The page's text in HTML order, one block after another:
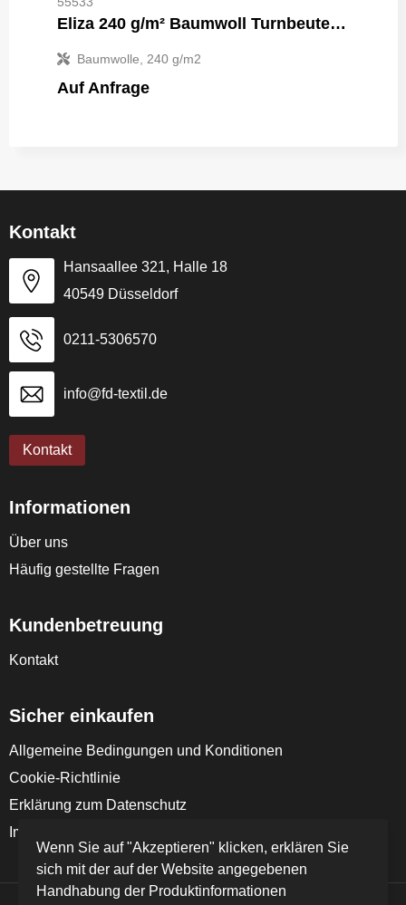
Eliza 240 g/m² Baumwoll Turnbeutel 6L
Baumwolle, 240 g/m2
Auf Anfrage
Kontakt
Hansaallee 321, Halle 18
40549 Düsseldorf
0211-5306570
info@fd-textil.de
Kontakt
Informationen
Über uns
Häufig gestellte Fragen
Kundenbetreuung
Kontakt
Sicher einkaufen
Allgemeine Bedingungen und Konditionen
Cookie-Richtlinie
Erklärung zum Datenschutz
Impressum
Wenn Sie auf "Akzeptieren" klicken, erklären Sie
sich mit der auf der Website angegebenen
Handhabung der Produktinformationen